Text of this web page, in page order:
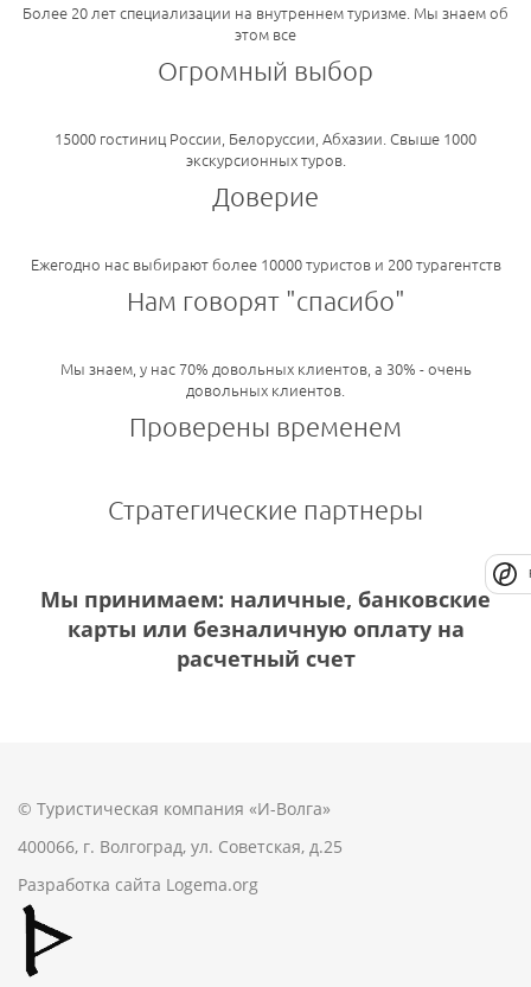
Более 20 лет специализации на внутреннем туризме. Мы знаем об
этом все
Огромный выбор
15000 гостиниц России, Белоруссии, Абхазии. Свыше 1000
экскурсионных туров.
Доверие
Ежегодно нас выбирают более 10000 туристов и 200 турагентств
Нам говорят "спасибо"
Мы знаем, у нас 70% довольных клиентов, а 30% - очень
довольных клиентов.
Проверены временем
Стратегические партнеры
Мы принимаем: наличные, банковские
карты или безналичную оплату на
расчетный счет
© Туристическая компания «И-Волга»
400066, г. Волгоград, ул. Советская, д.25
Разработка сайта Logema.org